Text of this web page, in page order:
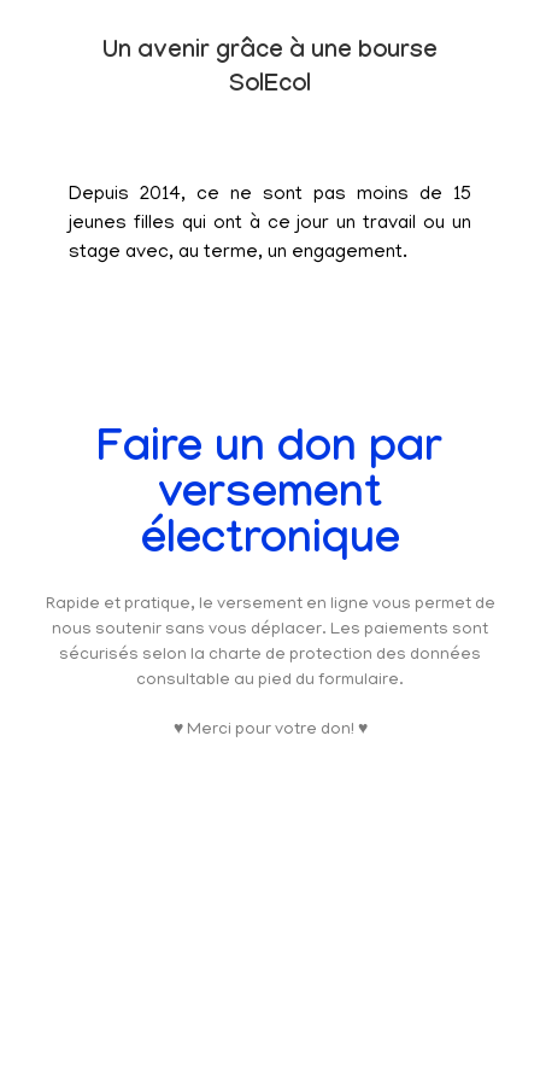
Un avenir grâce à une bourse
SolEcol
Depuis 2014, ce ne sont pas moins de 15
jeunes filles qui ont à ce jour un travail ou un
stage avec, au terme, un engagement.
Faire un don par
versement
électronique
Rapide et pratique, le versement en ligne vous permet de
nous soutenir sans vous déplacer. Les paiements sont
sécurisés selon la charte de protection des données
consultable au pied du formulaire.
♥ Merci pour votre don! ♥